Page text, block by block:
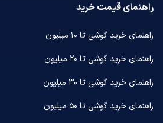
راهنمای قیمت خرید
راهنمای خرید گوشی تا ۱۰ میلیون
راهنمای خرید گوشی تا ۲۰ میلیون
راهنمای خرید گوشی تا ۳۰ میلیون
راهنمای خرید گوشی تا ۵۰ میلیون